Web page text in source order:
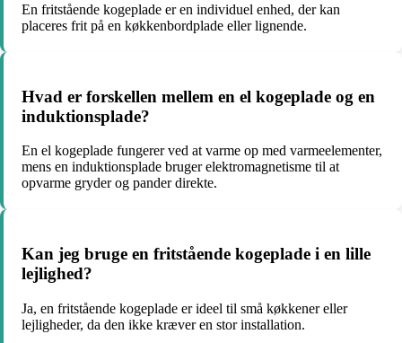
En fritstående kogeplade er en individuel enhed, der kan
placeres frit på en køkkenbordplade eller lignende.
Hvad er forskellen mellem en el kogeplade og en
induktionsplade?
En el kogeplade fungerer ved at varme op med varmeelementer,
mens en induktionsplade bruger elektromagnetisme til at
opvarme gryder og pander direkte.
Kan jeg bruge en fritstående kogeplade i en lille
lejlighed?
Ja, en fritstående kogeplade er ideel til små køkkener eller
lejligheder, da den ikke kræver en stor installation.